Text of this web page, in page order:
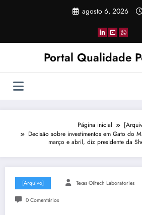
agosto 6, 2026
Portal Qualidade
Página inicial
Decisão sobre investimentos em Gato do
março e abril, diz presidente da
[Arquivo] Texas Oiltech Laboratories
0 Comentários